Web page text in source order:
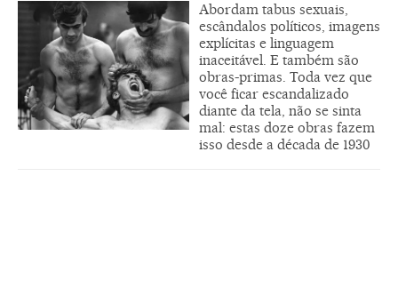
Abordam tabus sexuais,
escândalos políticos, imagens
explícitas e linguagem
inaceitável. E também são
obras-primas. Toda vez que
você ficar escandalizado
diante da tela, não se sinta
mal: estas doze obras fazem
isso desde a década de 1930